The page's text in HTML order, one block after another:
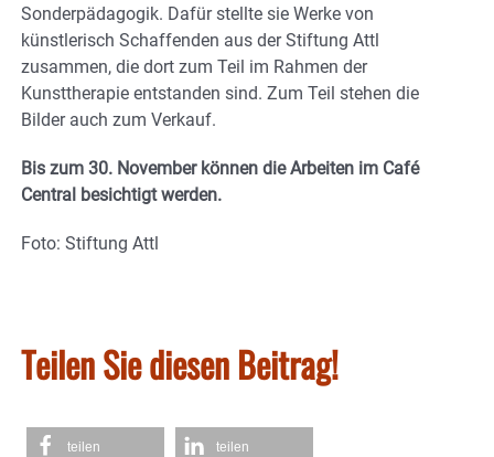
Sonderpädagogik. Dafür stellte sie Werke von
künstlerisch Schaffenden aus der Stiftung Attl
zusammen, die dort zum Teil im Rahmen der
Kunsttherapie entstanden sind. Zum Teil stehen die
Bilder auch zum Verkauf.
Bis zum 30. November können die Arbeiten im Café
Central besichtigt werden.
Foto: Stiftung Attl
Teilen Sie diesen Beitrag!
teilen teilen